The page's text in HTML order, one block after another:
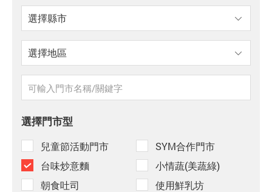
選擇門市型
兒童節活動門市
SYM合作門市
台味炒意麵
小情蔬(美蔬綠)
朝食吐司
使用鮮乳坊